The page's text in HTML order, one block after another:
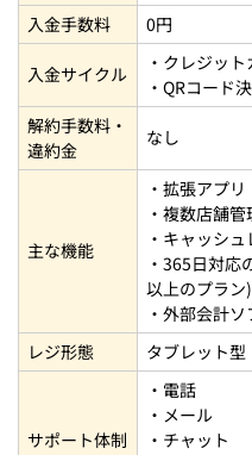
入金手数料
0円
入金サイクル
・クレジッ
・QRコード
解約手数料・
違約金
なし
主な機能
・拡張アプ
・複数店舗
・キャッシ
・365日対応
以上のプラン)
・外部会計
レジ形態
タブレット型
サポート体制
・電話
・メール
・チャット